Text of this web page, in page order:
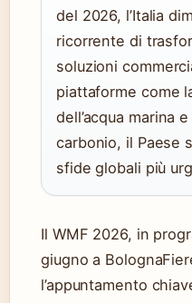
del 2026, l’Italia
ricorrente di
soluzioni
piattaforme come
dell’acqua marina
carbonio, il Paese
sfide globali più
Il WMF 2026, in
giugno a
l’appuntamento